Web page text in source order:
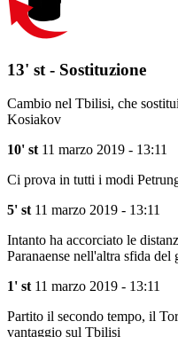
13' st - Sostituzione
Cambio nel Tbilisi, che
Kosiakov
10' st11 marzo 2019 - 13:11
Ci prova in tutti i modi
5' st11 marzo 2019 - 13:11
Intanto ha accorciato le
Paranaense nell'altra sfida
1' st11 marzo 2019 - 13:11
Partito il secondo tempo, il
vantaggio sul Tbilisi